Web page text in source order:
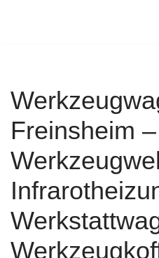
Freinsheim